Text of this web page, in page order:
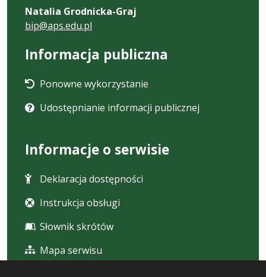
Natalia Grodnicka-Graj
bip@aps.edu.pl
Informacja publiczna
Ponowne wykorzystanie
Udostępnianie informacji publicznej
Informacje o serwisie
Deklaracja dostępności
Instrukcja obsługi
Słownik skrótów
Mapa serwisu